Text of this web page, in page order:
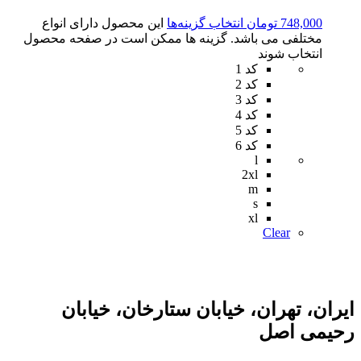
748,000 تومان انتخاب گزینه‌ها این محصول دارای انواع
مختلفی می باشد. گزینه ها ممکن است در صفحه محصول
انتخاب شوند
کد 1
کد 2
کد 3
کد 4
کد 5
کد 6
l
2xl
m
s
xl
Clear
ایران، تهران، خیابان ستارخان، خیابان
رحیمی اصل